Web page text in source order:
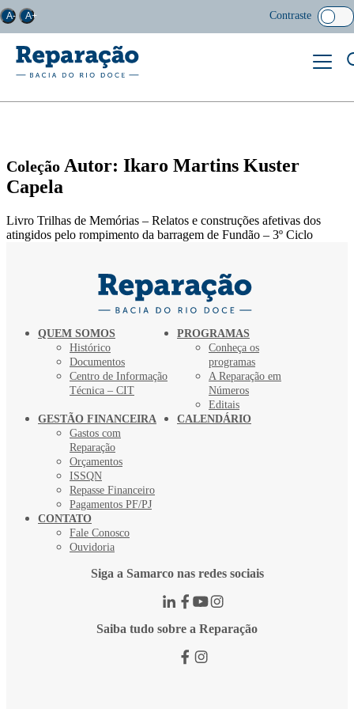
A- A+ Contraste
Coleção Autor: Ikaro Martins Kuster
Capela
Livro Trilhas de Memórias – Relatos e construções afetivas dos
atingidos pelo rompimento da barragem de Fundão – 3º Ciclo
QUEM SOMOS
Histórico
Documentos
Centro de Informação
Técnica – CIT
PROGRAMAS
Conheça os
programas
A Reparação em
Números
Editais
GESTÃO FINANCEIRA
Gastos com
Reparação
Orçamentos
ISSQN
Repasse Financeiro
Pagamentos PF/PJ
CALENDÁRIO
CONTATO
Fale Conosco
Ouvidoria
Siga a Samarco nas redes sociais
Saiba tudo sobre a Reparação